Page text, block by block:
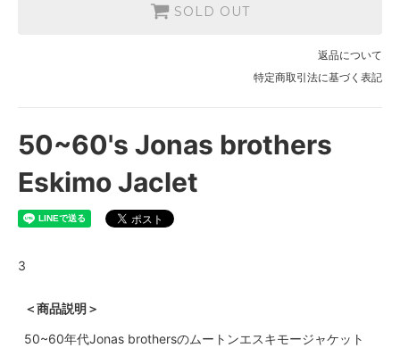
SOLD OUT
返品について
特定商取引法に基づく表記
50~60's Jonas brothers
Eskimo Jaclet
3
＜商品説明＞
50~60年代Jonas brothersのムートンエスキモージャケット